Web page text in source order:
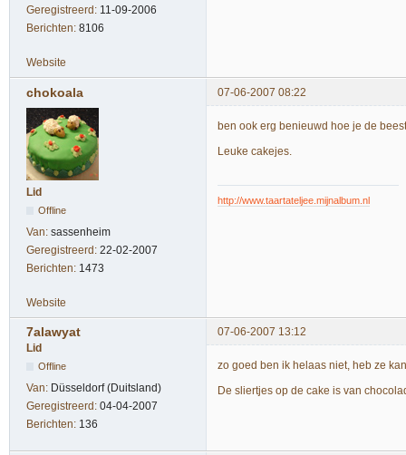
Geregistreerd: 11-09-2006
Berichten: 8106
Website
chokoala 07-06-2007 08:22
Lid
Offline
Van: sassenheim
Geregistreerd: 22-02-2007
Berichten: 1473
ben ook erg benieuwd hoe je de
Leuke cakejes.
http://www.taartateljee.mijnalbum.nl
Website
7alawyat
07-06-2007 13:12
Lid
Offline
Van: Düsseldorf (Duitsland)
Geregistreerd: 04-04-2007
Berichten: 136
zo goed ben ik helaas niet, heb ze
De sliertjes op de cake is van